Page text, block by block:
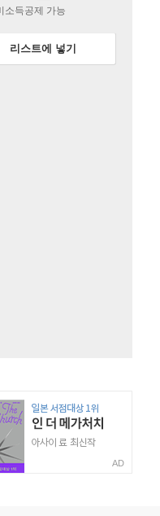
소득공제 가능
리스트에 넣기
AD